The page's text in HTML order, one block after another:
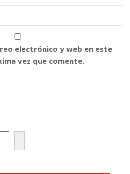
electrónico y web en este
vez que comente.